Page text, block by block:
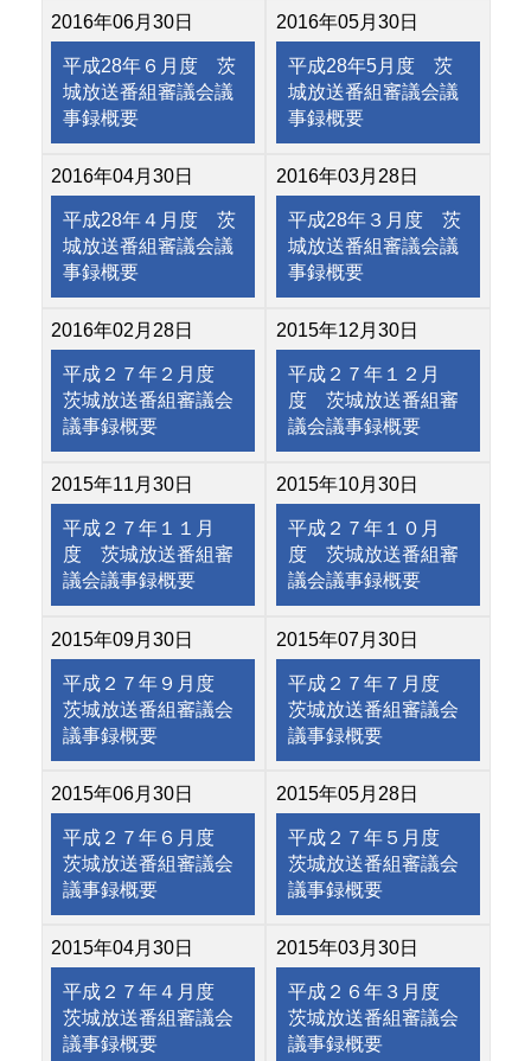
2016年06月30日
平成28年６月度 茨
城放送番組審議会議
事録概要
2016年05月30日
平成28年5月度 茨
城放送番組審議会議
事録概要
2016年04月30日
平成28年４月度 茨
城放送番組審議会議
事録概要
2016年03月28日
平成28年３月度 茨
城放送番組審議会議
事録概要
2016年02月28日
平成２７年２月度
茨城放送番組審議会
議事録概要
2015年12月30日
平成２７年１２月
度 茨城放送番組審
議会議事録概要
2015年11月30日
平成２７年１１月
度 茨城放送番組審
議会議事録概要
2015年10月30日
平成２７年１０月
度 茨城放送番組審
議会議事録概要
2015年09月30日
平成２７年９月度
茨城放送番組審議会
議事録概要
2015年07月30日
平成２７年７月度
茨城放送番組審議会
議事録概要
2015年06月30日
平成２７年６月度
茨城放送番組審議会
議事録概要
2015年05月28日
平成２７年５月度
茨城放送番組審議会
議事録概要
2015年04月30日
平成２７年４月度
茨城放送番組審議会
議事録概要
2015年03月30日
平成２６年３月度
茨城放送番組審議会
議事録概要